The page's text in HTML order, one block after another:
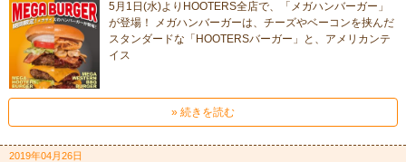
5月1日(水)よりHOOTERS全店で、「メガハンバーガー」
が登場！ メガハンバーガーは、チーズやベーコンを挟んだ
スタンダードな「HOOTERSバーガー」と、アメリカンテ
イス
» 続きを読む
2019年04月26日